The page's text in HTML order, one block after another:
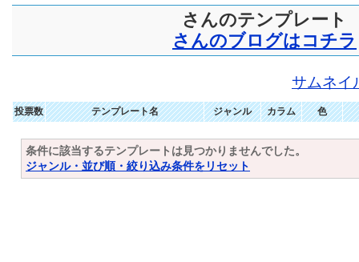
さんのテンプレート
さんのブログはコチラ
サムネイ
投票数 テンプレート名 ジャンル カラム 色
条件に該当するテンプレートは見つかりませんでした。
ジャンル・並び順・絞り込み条件をリセット